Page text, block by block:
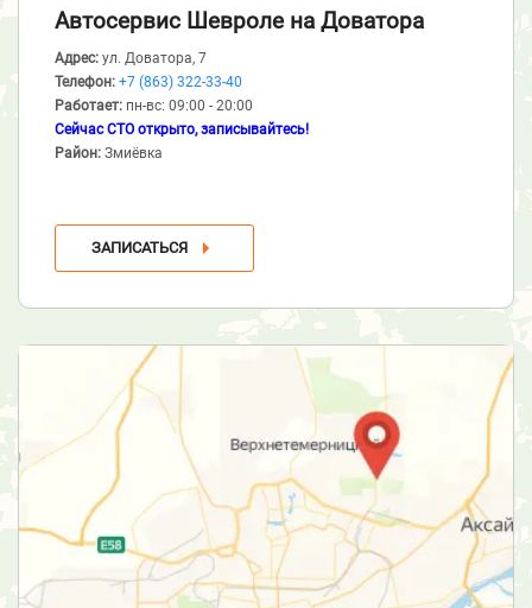
Автосервис Шевроле на Доватора
Адрес: ул. Доватора, 7
Телефон: +7 (863) 322-33-40
Работает: пн-вс: 09:00 - 20:00
Сейчас СТО открыто, записывайтесь!
Район: Змиёвка
ЗАПИСАТЬСЯ